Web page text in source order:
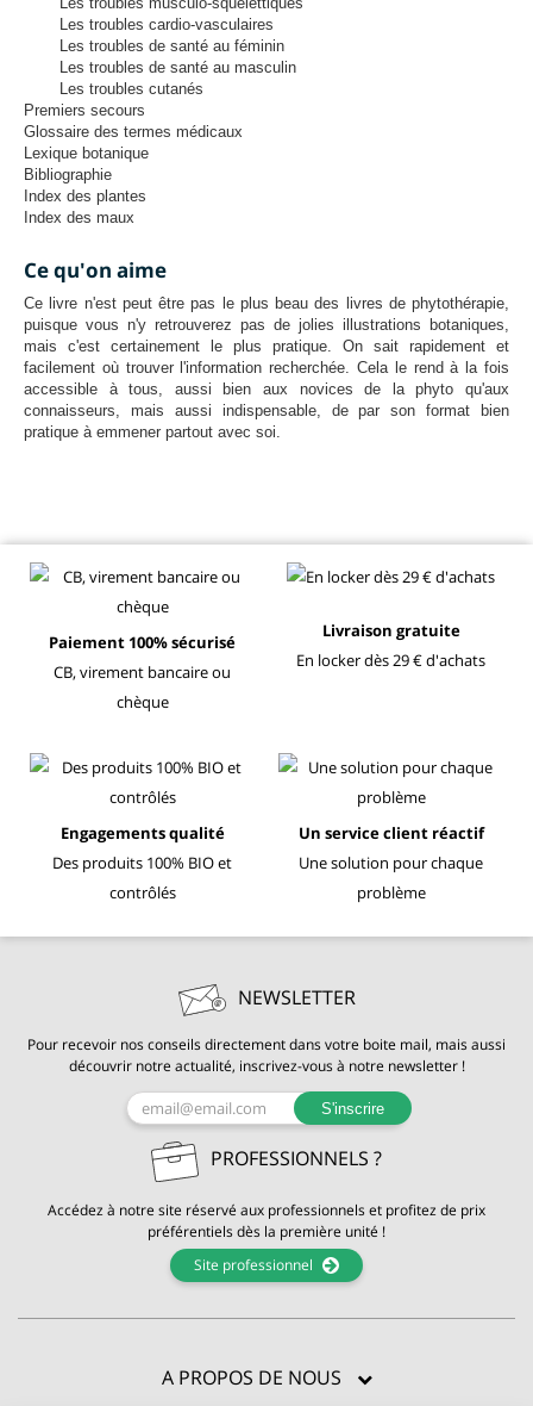
Les troubles cardio-vasculaires
Les troubles de santé au féminin
Les troubles de santé au masculin
Les troubles cutanés
Premiers secours
Glossaire des termes médicaux
Lexique botanique
Bibliographie
Index des plantes
Index des maux
Ce qu'on aime
Ce livre n'est peut être pas le plus beau des livres de phytothérapie,
puisque vous n'y retrouverez pas de jolies illustrations botaniques,
mais c'est certainement le plus pratique. On sait rapidement et
facilement où trouver l'information recherchée. Cela le rend à la fois
accessible à tous, aussi bien aux novices de la phyto qu'aux
connaisseurs, mais aussi indispensable, de par son format bien
pratique à emmener partout avec soi.
Paiement 100% sécurisé
CB, virement bancaire ou
chèque
Livraison gratuite
En locker dès 29 € d'achats
Engagements qualité
Des produits 100% BIO et
contrôlés
Un service client réactif
Une solution pour chaque
problème
NEWSLETTER
Pour recevoir nos conseils directement dans votre boite mail, mais aussi
découvrir notre actualité, inscrivez-vous à notre newsletter !
S'inscrire
PROFESSIONNELS ?
Accédez à notre site réservé aux professionnels et profitez de prix
préférentiels dès la première unité !
Site professionnel
A PROPOS DE NOUS